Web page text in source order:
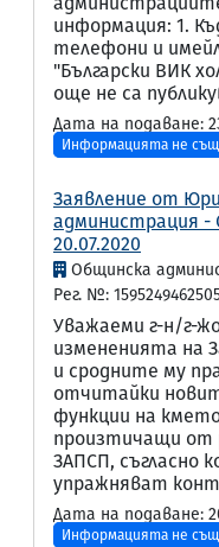
информация: 1.
телефони и
"Български ВИК
още не са
Дата на подаване:
Информацията не
Заявление от
администрация
20.07.2020
Общинска
Рег. №:
Уважаеми г-н/г-
измененията на
и сродните му
отчитайки
функции на
произтичащи от
ЗАПСП, съгласно
упражняват
Дата на подаване:
Информацията не